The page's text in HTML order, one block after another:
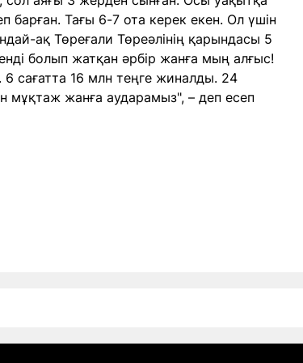
барған. Тағы 6-7 ота керек екен. Ол үшін
ақ Төреғали Төреәлінің қарындасы 5
болып жатқан әрбір жанға мың алғыс!
сағатта 16 млн теңге жиналды. 24
мұқтаж жанға аударамыз", – деп есеп